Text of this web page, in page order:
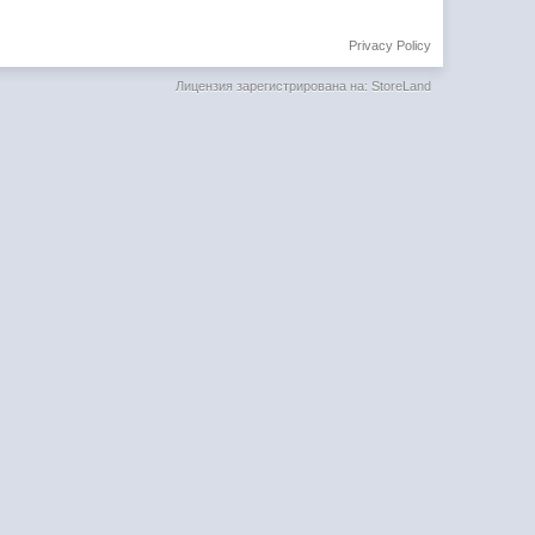
Privacy Policy
Лицензия зарегистрирована на: StoreLand